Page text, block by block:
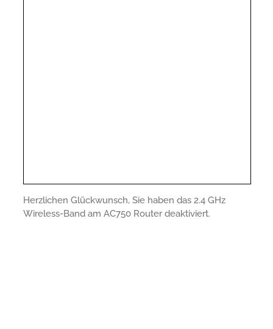
Herzlichen Glückwunsch, Sie haben das 2.4 GHz
Wireless-Band am AC750 Router deaktiviert.